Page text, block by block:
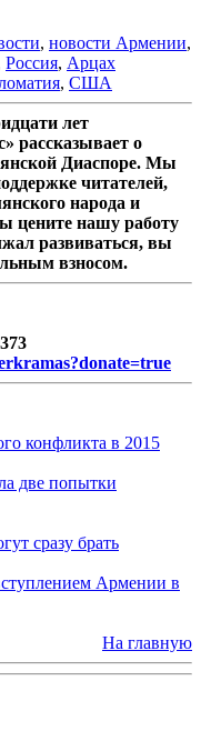
, новости Армении,
Россия, Арцах
, США
лет
рассказывает о
Диаспоре. Мы
читателей,
народа и
цените нашу работу
развиваться, вы
взносом.
конфликта в 2015
две попытки
сразу брать
Армении в
На главную